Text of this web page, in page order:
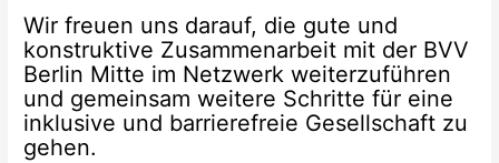
Wir freuen uns darauf, die gute und
konstruktive Zusammenarbeit mit der BVV
Berlin Mitte im Netzwerk weiterzuführen
und gemeinsam weitere Schritte für eine
inklusive und barrierefreie Gesellschaft zu
gehen.